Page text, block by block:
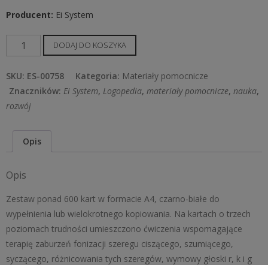
Producent: Ei System
ilość
Logopedia
–
karty
pracy
DODAJ DO KOSZYKA
SKU: ES-00758 Kategoria: Materiały pomocnicze
Znaczników: Ei System, Logopedia, materiały pomocnicze, nauka,
rozwój
Opis
Opis
Zestaw ponad 600 kart w formacie A4, czarno-białe do
wypełnienia lub wielokrotnego kopiowania. Na kartach o trzech
poziomach trudności umieszczono ćwiczenia wspomagające
terapię zaburzeń fonizacji szeregu ciszącego, szumiącego,
syczącego, różnicowania tych szeregów, wymowy głoski r, k i g